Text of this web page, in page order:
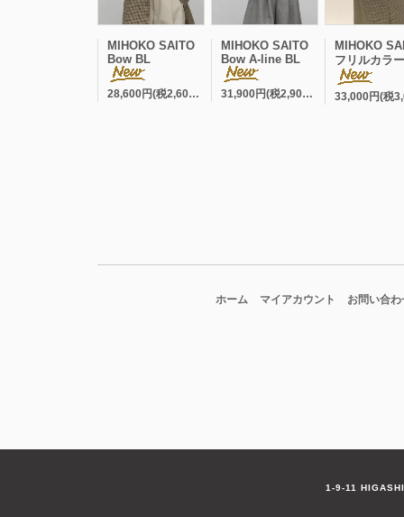
MIHOKO SAITO
Bow BL
28,600円(税2,600円)
MIHOKO SAITO
Bow A-line BL
31,900円(税2,900円)
MIHOKO
フリルカラー A-
ホーム マイアカウント お問い合わ
1-9-11